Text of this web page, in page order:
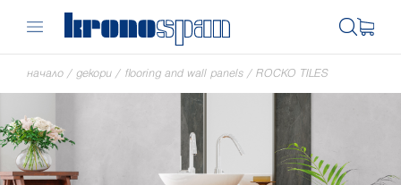
начало / декори / flooring and wall panels / ROCKO TILES